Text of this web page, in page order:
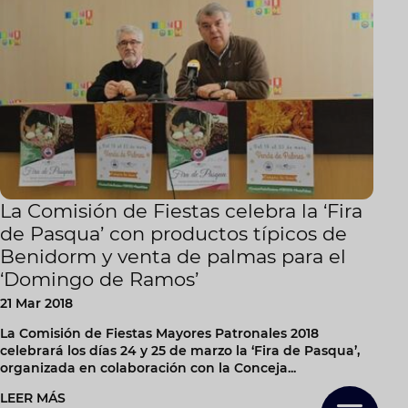
La Comisión de Fiestas celebra la ‘Fira
de Pasqua’ con productos típicos de
Benidorm y venta de palmas para el
‘Domingo de Ramos’
21 Mar 2018
La Comisión de Fiestas Mayores Patronales 2018
celebrará los días 24 y 25 de marzo la ‘Fira de Pasqua’,
organizada en colaboración con la Conceja...
LEER MÁS